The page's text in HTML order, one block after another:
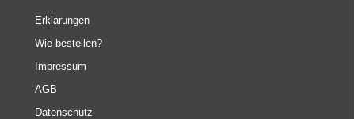
Erklärungen
Wie bestellen?
Impressum
AGB
Datenschutz